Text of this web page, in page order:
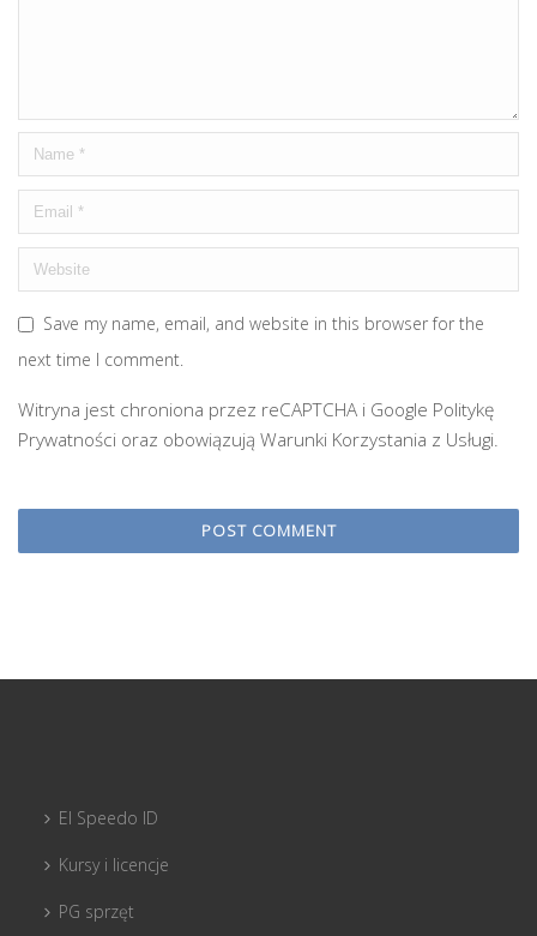
Save my name, email, and website in this browser for the
next time I comment.
Witryna jest chroniona przez reCAPTCHA i Google Politykę
Prywatności oraz obowiązują Warunki Korzystania z Usługi.
El Speedo ID
Kursy i licencje
PG sprzęt